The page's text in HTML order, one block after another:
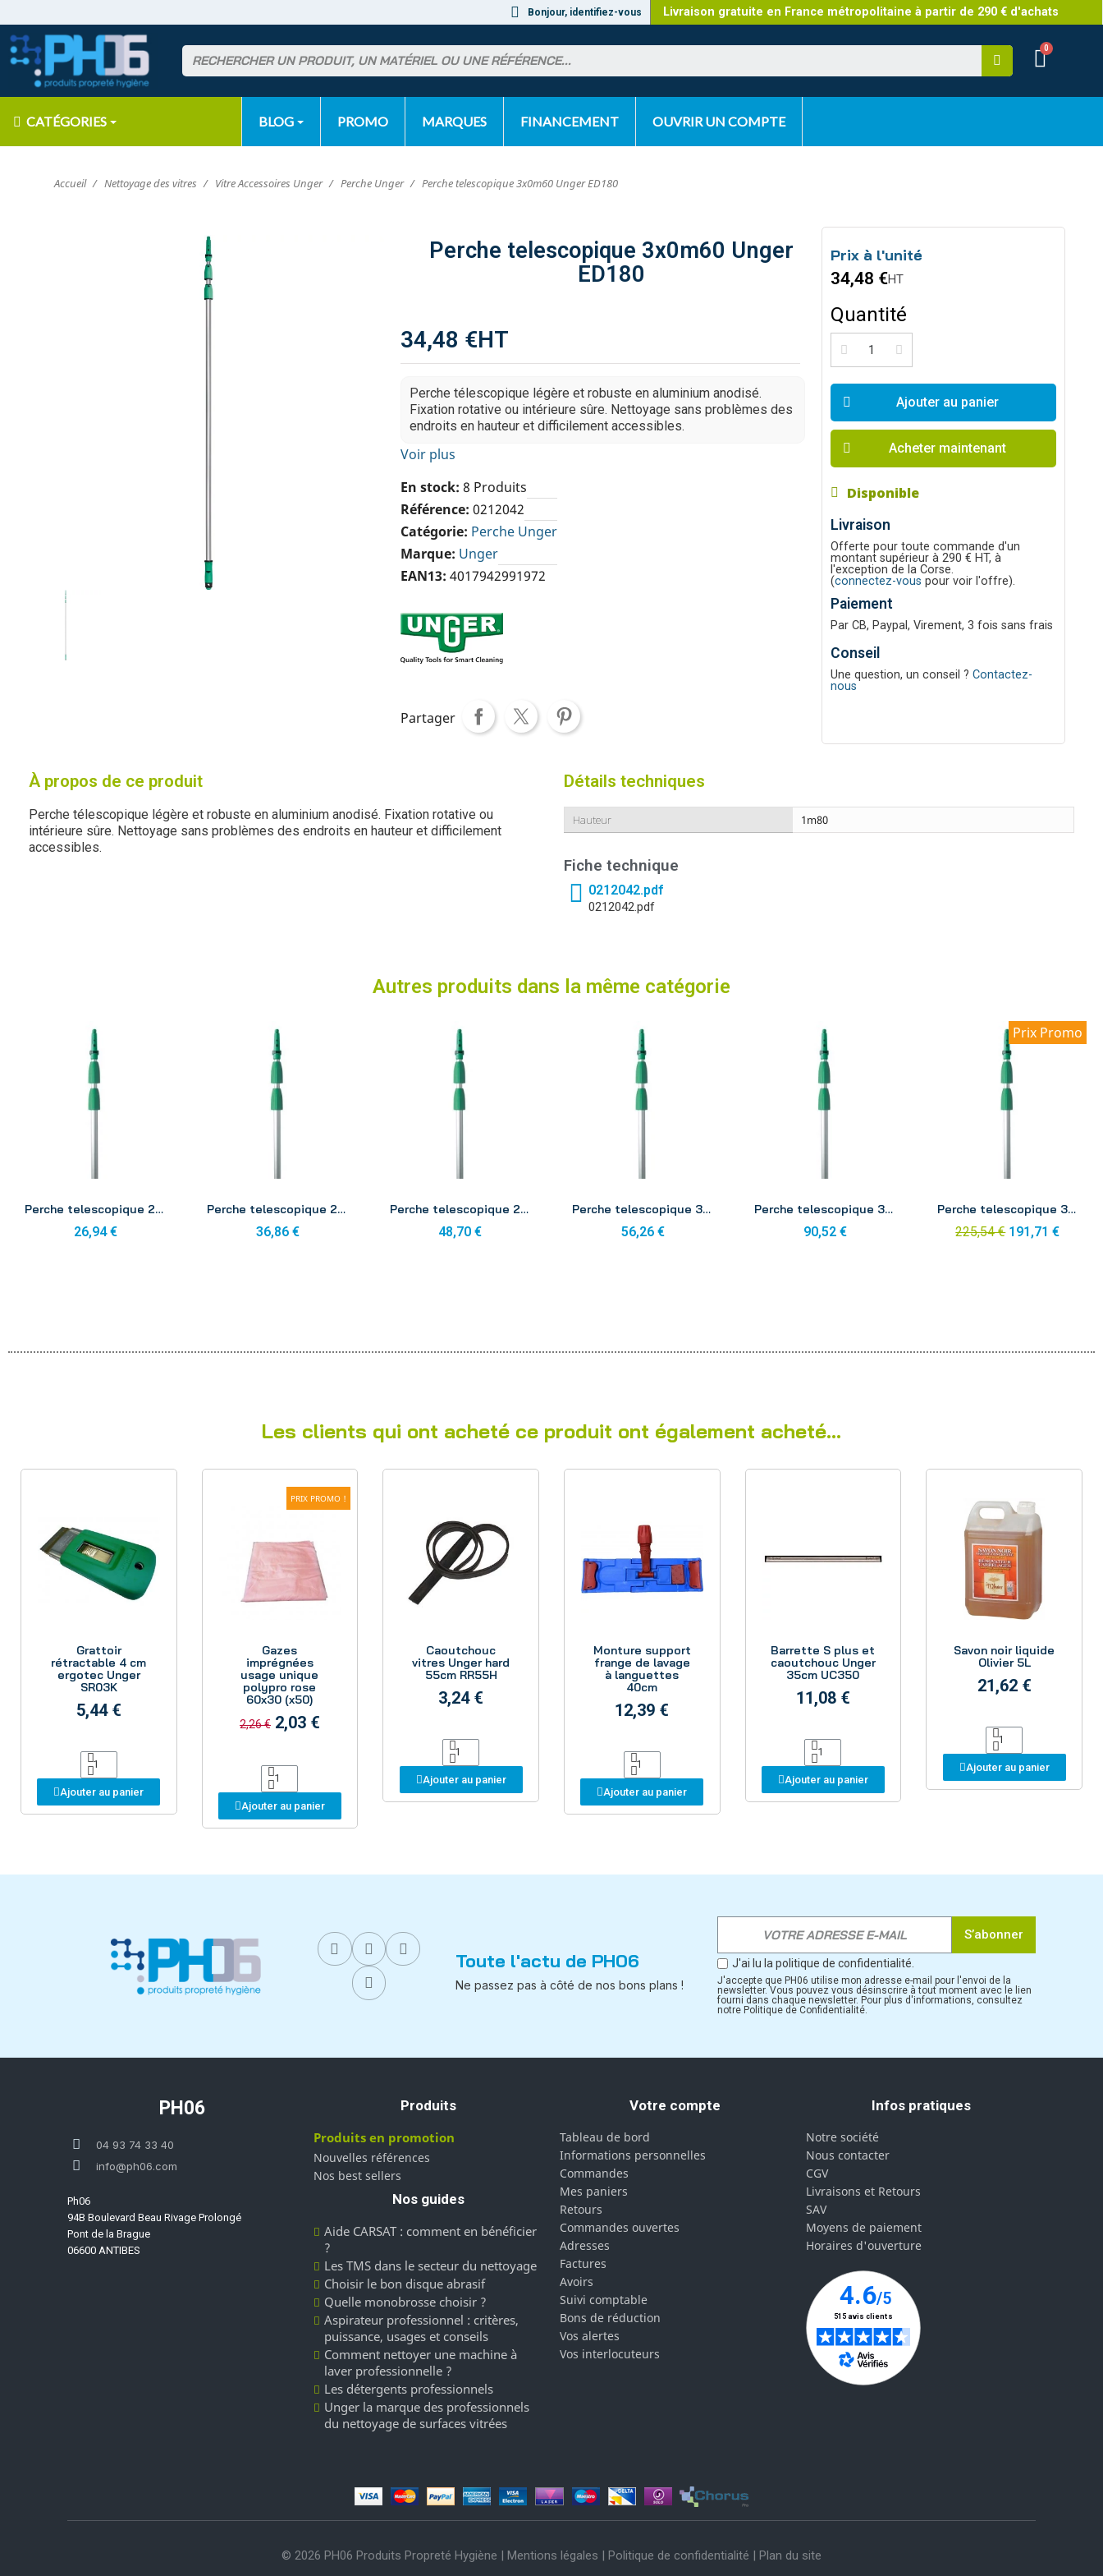
Bonjour, identifiez-vous Livraison gratuite en France métropolitaine à partir de 290 € d'achats
CATÉGORIES BLOG PROMO MARQUES FINANCEMENT OUVRIR UN COMPTE
Accueil Nettoyage des vitres Vitre Accessoires Unger Perche Unger Perche telescopique 3x0m60 Unger ED180
Perche telescopique 3x0m60 Unger
ED180
34,48 €HT
Perche télescopique légère et robuste en aluminium anodisé.
Fixation rotative ou intérieure sûre. Nettoyage sans problèmes des
endroits en hauteur et difficilement accessibles.
Voir plus
En stock 8 Produits
Référence 0212042
Catégorie Perche Unger
Marque Unger
EAN13 4017942991972
Partager
Prix à l'unité
34,48 €HT
Quantité
Ajouter au panier
Acheter maintenant
Disponible
Livraison
Offerte pour toute commande d'un
montant supérieur à 290 € HT, à
l'exception de la Corse.
(connectez-vous pour voir l'offre).
Paiement
Par CB, Paypal, Virement, 3 fois sans frais
Conseil
Une question, un conseil ?Contactez-
nous
À propos de ce produit
Perche télescopique légère et robuste en aluminium anodisé. Fixation rotative ou
intérieure sûre. Nettoyage sans problèmes des endroits en hauteur et difficilement
accessibles.
Détails techniques
Hauteur 1m80
Fiche technique
0212042.pdf
0212042.pdf
Autres produits dans la même catégorie
Perche telescopique 2x0m60 Unger EZ120
26,94 €
Perche telescopique 2x1m25 Unger EZ250
36,86 €
Perche telescopique 2x2m Unger EZ400
48,70 €
Perche telescopique 3x1.25m Unger ED370
56,26 €
Perche telescopique 3x2m Unger ED600
90,52 €
Prix Promo
Perche telescopique 3x3m Unger ED900
225,54 € 191,71 €
Les clients qui ont acheté ce produit ont également acheté...
Grattoir
rétractable 4 cm
ergotec Unger
SR03K
5,44 €
Ajouter au panier
PRIX PROMO !
Gazes
imprégnées
usage unique
polypro rose
60x30 (x50)
2,26 € 2,03 €
Ajouter au panier
Caoutchouc
vitres Unger hard
55cm RR55H
3,24 €
Ajouter au panier
Monture support
frange de lavage
à languettes
40cm
12,39 €
Ajouter au panier
Barrette S plus et
caoutchouc Unger
35cm UC350
11,08 €
Ajouter au panier
Savon noir liquide
Olivier 5L
21,62 €
Ajouter au panier
Toute l'actu de PH06
Ne passez pas à côté de nos bons plans !
S’abonner
J'ai lu la politique de confidentialité.
J'accepte que PH06 utilise mon adresse e-mail pour l'envoi de la
newsletter. Vous pouvez vous désinscrire à tout moment avec le lien
fourni dans chaque newsletter. Pour plus d'informations, consultez
notre Politique de Confidentialité.
PH06
04 93 74 33 40
info@ph06.com
Ph06
94B Boulevard Beau Rivage Prolongé
Pont de la Brague
06600 ANTIBES
Produits
Produits en promotion
Nouvelles références
Nos best sellers
Nos guides
Aide CARSAT : comment en bénéficier
?
Les TMS dans le secteur du nettoyage
Choisir le bon disque abrasif
Quelle monobrosse choisir ?
Aspirateur professionnel : critères,
puissance, usages et conseils
Comment nettoyer une machine à
laver professionnelle ?
Les détergents professionnels
Unger la marque des professionnels
du nettoyage de surfaces vitrées
Votre compte
Tableau de bord
Informations personnelles
Commandes
Mes paniers
Retours
Commandes ouvertes
Adresses
Factures
Avoirs
Suivi comptable
Bons de réduction
Vos alertes
Vos interlocuteurs
Infos pratiques
Notre société
Nous contacter
CGV
Livraisons et Retours
SAV
Moyens de paiement
Horaires d'ouverture
© 2026 PH06 Produits Propreté Hygiène | Mentions légales | Politique de confidentialité | Plan du site